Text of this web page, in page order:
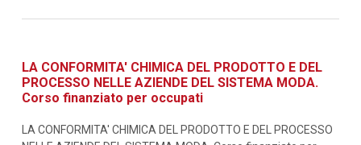
LA CONFORMITA' CHIMICA DEL PRODOTTO E DEL
PROCESSO NELLE AZIENDE DEL SISTEMA MODA.
Corso finanziato per occupati
LA CONFORMITA' CHIMICA DEL PRODOTTO E DEL PROCESSO